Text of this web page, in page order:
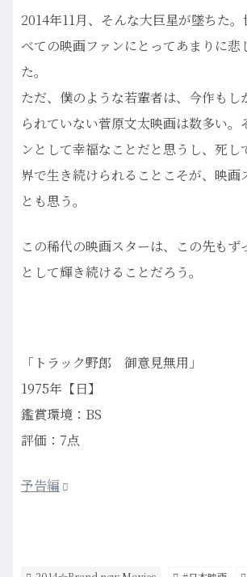
2014年11月、そんな大巨星が墜ちた
べての映画ファンにとってあまりに悲
た。
ただ、僕のような若輩者は、今作もし
られていない菅原文太映画は数多い。
ンとして幸福なことだと思うし、死し
界で生き続けられることこそが、映画
とも思う。
この稀代の映画スターは、この先もず
として輝き続けることだろう。
「トラック野郎 御意見無用」
1975年【日】
鑑賞環境：BS
評価：7点
予告編